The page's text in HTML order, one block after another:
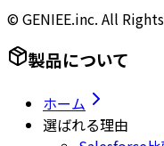
© GENIEE.inc. All
製品について
ホーム
選ばれる理由